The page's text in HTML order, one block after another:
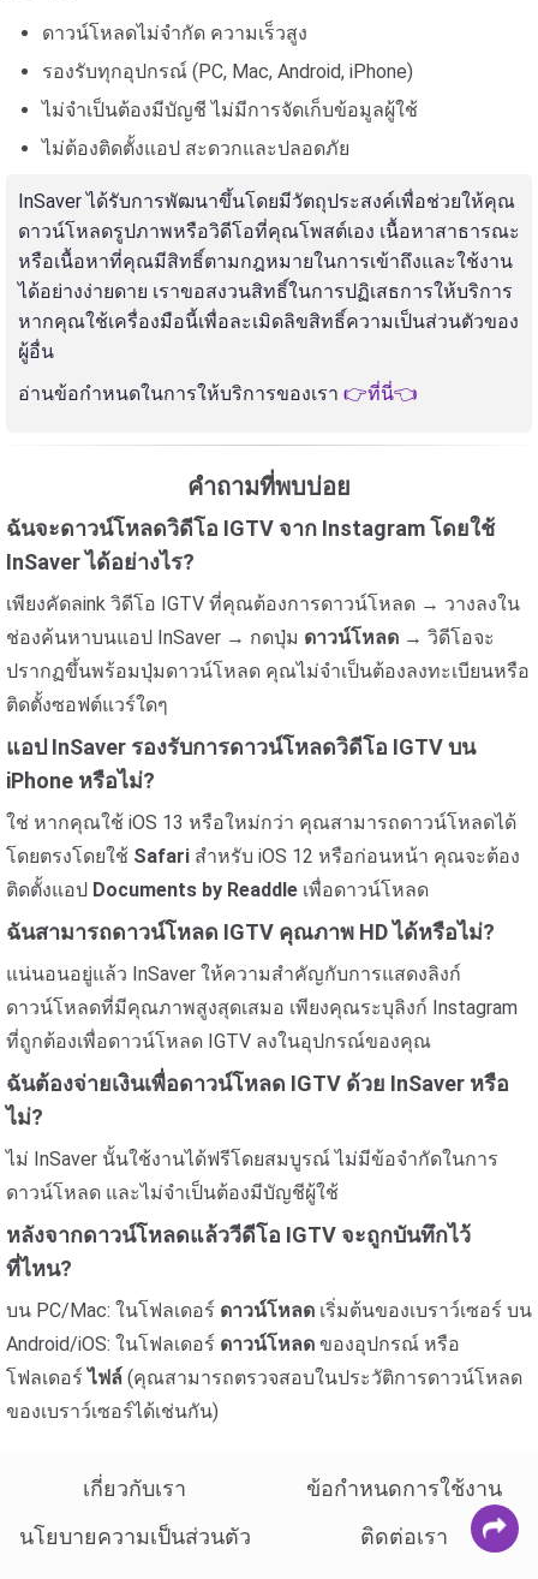
ดาวน์โหลดไม่จำกัด ความเร็วสูง
รองรับทุกอุปกรณ์ (PC, Mac, Android, iPhone)
ไม่จำเป็นต้องมีบัญชี ไม่มีการจัดเก็บข้อมูลผู้ใช้
ไม่ต้องติดตั้งแอป สะดวกและปลอดภัย
InSaver ได้รับการพัฒนาขึ้นโดยมีวัตถุประสงค์เพื่อช่วยให้คุณ
ดาวน์โหลดรูปภาพหรือวิดีโอที่คุณโพสต์เอง เนื้อหาสาธารณะ
หรือเนื้อหาที่คุณมีสิทธิ์ตามกฎหมายในการเข้าถึงและใช้งาน
ได้อย่างง่ายดาย เราขอสงวนสิทธิ์ในการปฏิเสธการให้บริการ
หากคุณใช้เครื่องมือนี้เพื่อละเมิดลิขสิทธิ์ความเป็นส่วนตัวของ
ผู้อื่น
อ่านข้อกำหนดในการให้บริการของเรา 👉ที่นี่👈
คำถามที่พบบ่อย
ฉันจะดาวน์โหลดวิดีโอ IGTV จาก Instagram โดยใช้
InSaver ได้อย่างไร?
เพียงคัดลink วิดีโอ IGTV ที่คุณต้องการดาวน์โหลด → วางลงใน
ช่องค้นหาบนแอป InSaver → กดปุ่ม ดาวน์โหลด → วิดีโอจะ
ปรากฏขึ้นพร้อมปุ่มดาวน์โหลด คุณไม่จำเป็นต้องลงทะเบียนหรือ
ติดตั้งซอฟต์แวร์ใดๆ
แอป InSaver รองรับการดาวน์โหลดวิดีโอ IGTV บน
iPhone หรือไม่?
ใช่ หากคุณใช้ iOS 13 หรือใหม่กว่า คุณสามารถดาวน์โหลดได้
โดยตรงโดยใช้ Safari สำหรับ iOS 12 หรือก่อนหน้า คุณจะต้อง
ติดตั้งแอป Documents by Readdle เพื่อดาวน์โหลด
ฉันสามารถดาวน์โหลด IGTV คุณภาพ HD ได้หรือไม่?
แน่นอนอยู่แล้ว InSaver ให้ความสำคัญกับการแสดงลิงก์
ดาวน์โหลดที่มีคุณภาพสูงสุดเสมอ เพียงคุณระบุลิงก์ Instagram
ที่ถูกต้องเพื่อดาวน์โหลด IGTV ลงในอุปกรณ์ของคุณ
ฉันต้องจ่ายเงินเพื่อดาวน์โหลด IGTV ด้วย InSaver หรือ
ไม่?
ไม่ InSaver นั้นใช้งานได้ฟรีโดยสมบูรณ์ ไม่มีข้อจำกัดในการ
ดาวน์โหลด และไม่จำเป็นต้องมีบัญชีผู้ใช้
หลังจากดาวน์โหลดแล้ววีดีโอ IGTV จะถูกบันทึกไว้
ที่ไหน?
บน PC/Mac: ในโฟลเดอร์ ดาวน์โหลด เริ่มต้นของเบราว์เซอร์ บน
Android/iOS: ในโฟลเดอร์ ดาวน์โหลด ของอุปกรณ์ หรือ
โฟลเดอร์ไฟล์ (คุณสามารถตรวจสอบในประวัติการดาวน์โหลด
ของเบราว์เซอร์ได้เช่นกัน)
เกี่ยวกับเรา
ข้อกำหนดการใช้งาน
นโยบายความเป็นส่วนตัว
ติดต่อเรา